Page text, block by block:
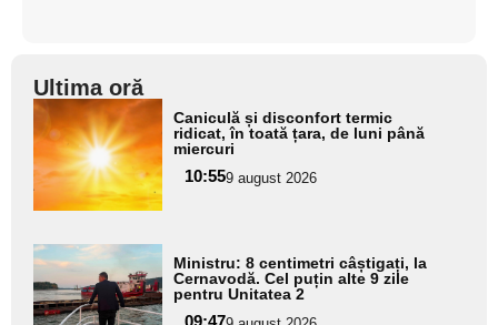
Ultima oră
Adaugă
aici textul
pentru
subtitlu
Caniculă și disconfort termic
ridicat, în toată țara, de luni până
miercuri
10:559 august 2026
Adaugă
aici textul
pentru
Ministru: 8 centimetri câștigați, la
Cernavodă. Cel puțin alte 9 zile
pentru Unitatea 2